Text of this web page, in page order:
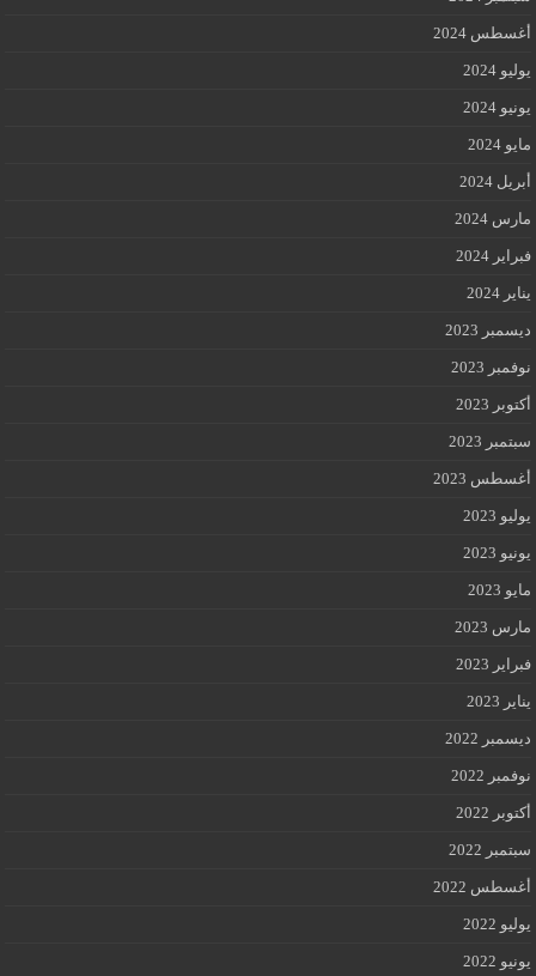
أغسطس 2024
يوليو 2024
يونيو 2024
مايو 2024
أبريل 2024
مارس 2024
فبراير 2024
يناير 2024
ديسمبر 2023
نوفمبر 2023
أكتوبر 2023
سبتمبر 2023
أغسطس 2023
يوليو 2023
يونيو 2023
مايو 2023
مارس 2023
فبراير 2023
يناير 2023
ديسمبر 2022
نوفمبر 2022
أكتوبر 2022
سبتمبر 2022
أغسطس 2022
يوليو 2022
يونيو 2022